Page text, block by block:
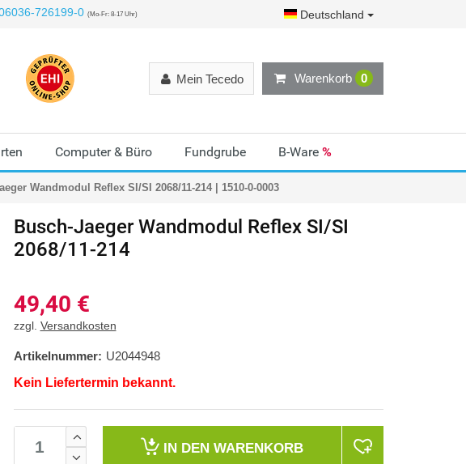
726199-0 (Mo-Fr: 8-17 Uhr) Deutschland
Warenkorb 0
Mein Tecedo
Computer & Büro Fundgrube B-Ware %
Wandmodul Reflex SI/SI 2068/11-214 | 1510-0-0003
Busch-Jaeger Wandmodul Reflex SI/SI
2068/11-214
49,40 €
zzgl. Versandkosten
Artikelnummer: U2044948
Kein Liefertermin bekannt.
IN DEN WARENKORB